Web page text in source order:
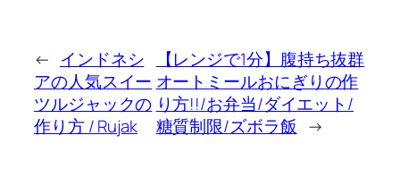
← インドネシ
アの人気スイー
ツルジャックの
作り方 / Rujak
【レンジで1分】腹持ち抜群
オートミールおにぎりの作
り方!!/お弁当/ダイエット/
糖質制限/ズボラ飯 →